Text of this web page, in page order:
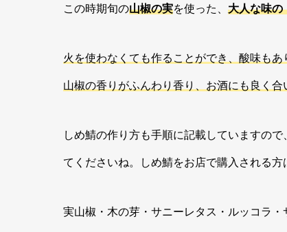
この時期旬の山椒の実を使った、 大人な味の
火を使わなくても作ることができ、酸味もあ
山椒の香りがふんわり香り、お酒にも良く
しめ鯖の作り方も手順に記載していますの
てくださいね。しめ鯖をお店で購入される
実山椒・木の芽・サニーレタス・ルッコラ